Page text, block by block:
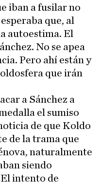
iban a fusilar no
que, al
autoestima. El
No se apea
Pero ahí están y
que irán
a Sánchez a
el sumiso
de que Koldo
de la trama que
naturalmente
siendo
intento de